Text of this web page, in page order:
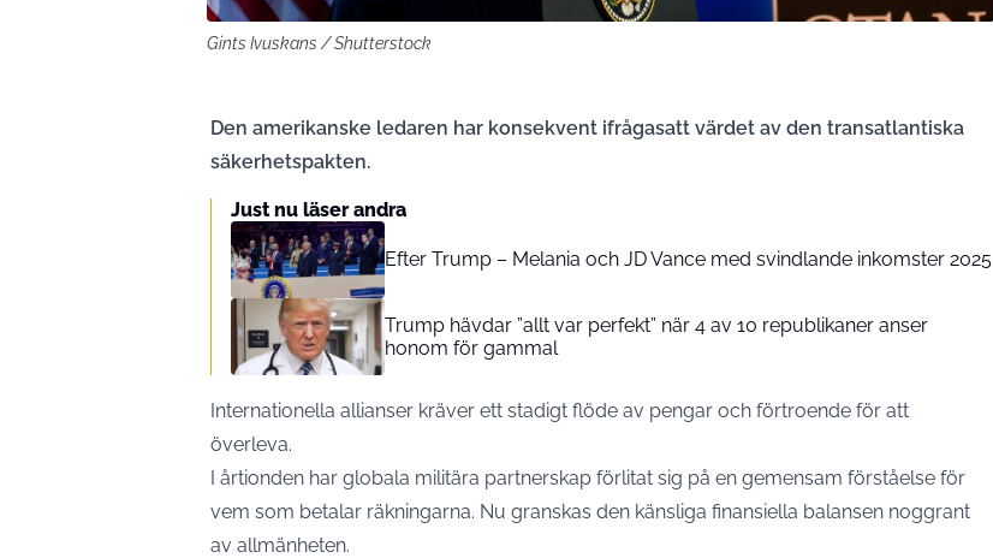
Gints Ivuskans / Shutterstock
Den amerikanske ledaren har konsekvent ifrågasatt värdet av den transatlantiska
säkerhetspakten.
Just nu läser andra
Efter Trump – Melania och JD Vance med svindlande inkomster 2025
Trump hävdar ”allt var perfekt” när 4 av 10 republikaner anser
honom för gammal
Internationella allianser kräver ett stadigt flöde av pengar och förtroende för att
överleva.
I årtionden har globala militära partnerskap förlitat sig på en gemensam förståelse för
vem som betalar räkningarna. Nu granskas den känsliga finansiella balansen noggrant
av allmänheten.